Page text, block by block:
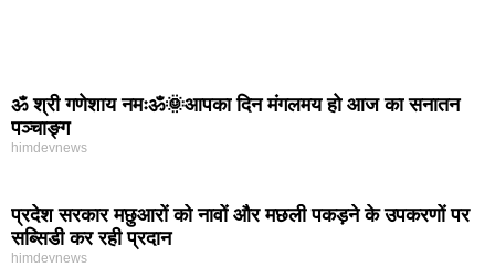
ॐ श्री गणेशाय नमःॐ🌞आपका दिन मंगलमय हो आज का सनातन
पञ्चाङ्ग
himdevnews
प्रदेश सरकार मछुआरों को नावों और मछली पकड़ने के उपकरणों पर
सब्सिडी कर रही प्रदान
himdevnews